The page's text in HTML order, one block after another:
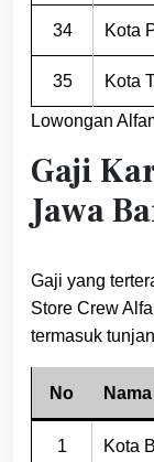
34 Kota
35 Kota
Lowongan
Gaji
Jawa
Gaji yang
Store Crew
termasuk
No
1 Kota